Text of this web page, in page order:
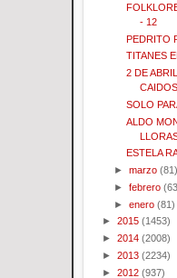
- 12
PEDRITO
TITANES
2 DE
SOLO
ALDO
ESTELA
►marzo (81)
►febrero
►enero (81)
► 2015 (1453)
► 2014 (2008)
► 2013 (2234)
► 2012 (937)